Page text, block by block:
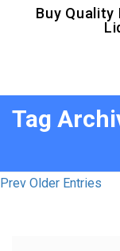
Buy
Tag
Prev Older Entries